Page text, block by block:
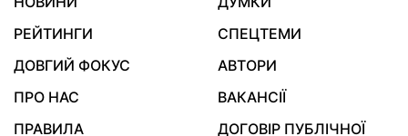
РЕЙТИНГИ
СПЕЦТЕМИ
ДОВГИЙ ФОКУС
АВТОРИ
ПРО НАС
ВАКАНСІЇ
ПРАВИЛА
ДОГОВІР ПУБЛІЧНОЇ